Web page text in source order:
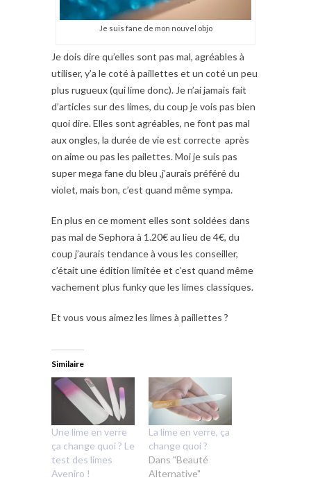
Je suis fane de mon nouvel objo
Je dois dire qu’elles sont pas mal, agréables à
utiliser, y’a le coté à paillettes et un coté un peu
plus rugueux (qui lime donc). Je n’ai jamais fait
d’articles sur des limes, du coup je vois pas bien
quoi dire. Elles sont agréables, ne font pas mal
aux ongles, la durée de vie est correcte après
on aime ou pas les pailettes. Moi je suis pas
super mega fane du bleu ,j’aurais préféré du
violet, mais bon, c’est quand même sympa.
En plus en ce moment elles sont soldées dans
pas mal de Sephora à 1.20€ au lieu de 4€, du
coup j’aurais tendance à vous les conseiller,
c’était une édition limitée et c’est quand même
vachement plus funky que les limes classiques.
Et vous vous aimez les limes à paillettes ?
Similaire
Une lime en verre
ça change quoi ? Le
test des limes
Aveniro !
La lime en verre, ça
change quoi ?
Dans "Beauté
Alternative"